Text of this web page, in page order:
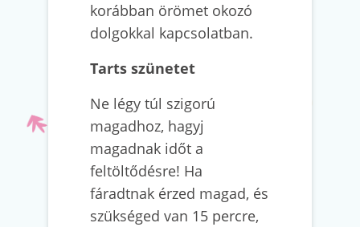
korábban örömet okozó
dolgokkal kapcsolatban.
Tarts szünetet
Ne légy túl szigorú
magadhoz, hagyj
magadnak időt a
feltöltődésre! Ha
fáradtnak érzed magad, és
szükséged van 15 percre,